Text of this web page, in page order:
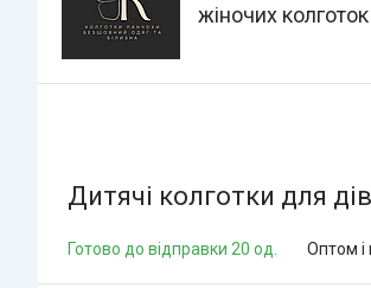
жіночих колготок
Дитячі колготки для
Готово до відправки 20 од. Оптом і